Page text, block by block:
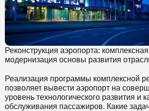
Реконструкция аэропорта:
модернизация основы развития
Реализация программы комплексной
позволяет вывести аэропорт на
уровень технологического развития и
обслуживания пассажиров. Какие